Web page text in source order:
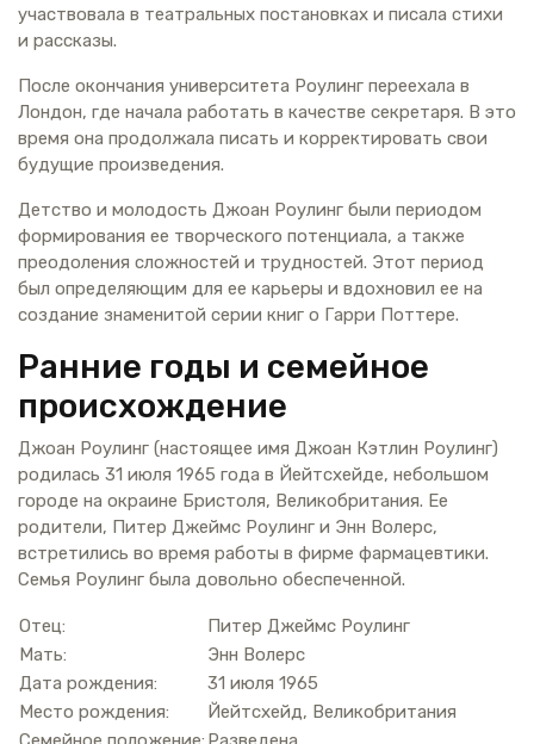
участвовала в театральных постановках и писала стихи
и рассказы.
После окончания университета Роулинг переехала в
Лондон, где начала работать в качестве секретаря. В это
время она продолжала писать и корректировать свои
будущие произведения.
Детство и молодость Джоан Роулинг были периодом
формирования ее творческого потенциала, а также
преодоления сложностей и трудностей. Этот период
был определяющим для ее карьеры и вдохновил ее на
создание знаменитой серии книг о Гарри Поттере.
Ранние годы и семейное
происхождение
Джоан Роулинг (настоящее имя Джоан Кэтлин Роулинг)
родилась 31 июля 1965 года в Йейтсхейде, небольшом
городе на окраине Бристоля, Великобритания. Ее
родители, Питер Джеймс Роулинг и Энн Волерс,
встретились во время работы в фирме фармацевтики.
Семья Роулинг была довольно обеспеченной.
Отец:
Питер Джеймс Роулинг
Мать:
Энн Волерс
Дата рождения:
31 июля 1965
Место рождения:
Йейтсхейд, Великобритания